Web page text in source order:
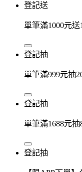
登記送
單筆滿1000元送
登記抽
單筆滿999元抽
登記抽
單筆滿1688元抽
登記抽